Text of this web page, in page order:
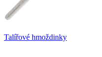
Talířové hmoždinky